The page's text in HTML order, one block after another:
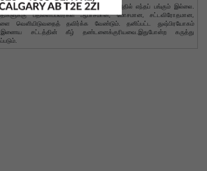
மட்டுமே சொந்தமானது , நமது தமிழ்க்கு அதில் எந்தப் பங்கும் இல்லை.
பதிலளிப்பவர்கள் ஆபாசமான, மோசமான, சட்டவிரோதமான,
வெளியிடுவதைத் தவிர்க்க வேண்டும். தனிப்பட்ட துஷ்பிரயோகம்
இணைய சட்டத்தின் கீழ் தண்டனைக்குரியவை.இதுபோன்ற கருத்து